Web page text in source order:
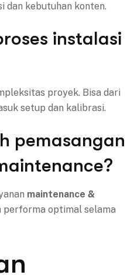
dan kebutuhan konten.
instalasi
proyek. Bisa dari
setup dan kalibrasi.
pemasangan
maintenance &
performa optimal selama